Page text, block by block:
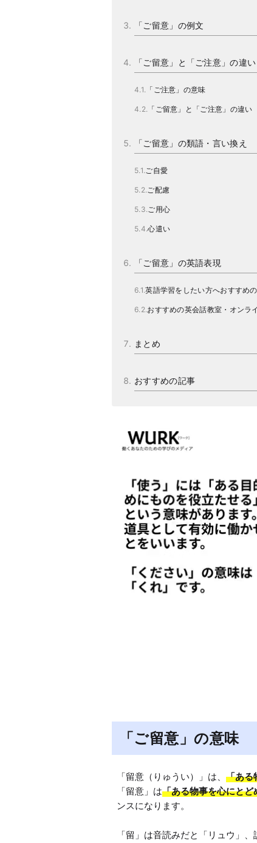
「ご留意」の例文
「ご留意」と「ご注意」の違い
「ご注意」の意味
「ご留意」と「ご注意」の違い
「ご留意」の類語・言い換え
ご自愛
ご配慮
ご用心
心遣い
「ご留意」の英語表現
英語学習をしたい方へおすすめ
おすすめの英会話教室・オンラ
まとめ
おすすめの記事
「ご留意」の意味
「留意（りゅうい）」は、 「ある
「留意」は「ある物事を心にと
ンスになります。
「留」は音読みだと「リュウ」